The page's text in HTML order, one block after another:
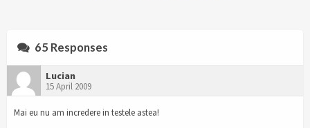
65 Responses
Lucian
15 April 2009
Mai eu nu am incredere in testele astea!